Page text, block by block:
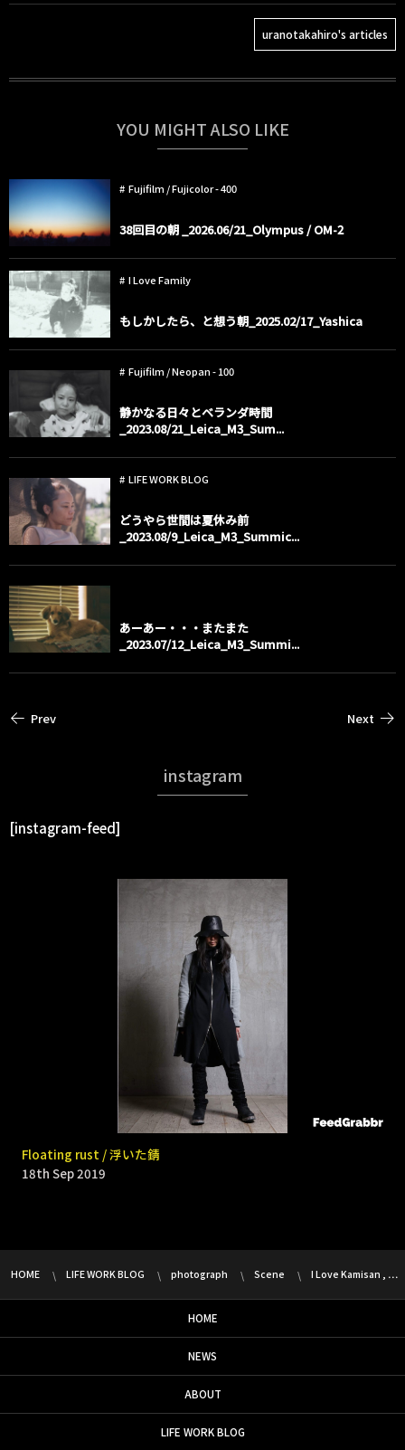
uranotakahiro's articles
YOU MIGHT ALSO LIKE
Fujifilm / Fujicolor - 400
38回目の朝 _2026.06/21_Olympus / OM-2
I Love Family
もしかしたら、と想う朝_2025.02/17_Yashica
Fujifilm / Neopan - 100
静かなる日々とベランダ時間
_2023.08/21_Leica_M3_Sum...
LIFE WORK BLOG
どうやら世間は夏休み前
_2023.08/9_Leica_M3_Summic...
あーあー・・・またまた
_2023.07/12_Leica_M3_Summi...
Prev Next
instagram
[instagram-feed]
9331 _ Bomb rain
18th Sep 2019
Floating rust / 浮いた錆
18th Sep 2019
HOME LIFE WORK BLOG photograph Scene I Love Kamisan , …
HOME
NEWS
ABOUT
LIFE WORK BLOG